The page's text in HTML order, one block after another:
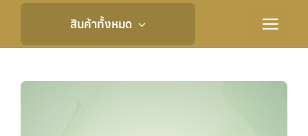
สินค้าทั้งหมด
Toggle